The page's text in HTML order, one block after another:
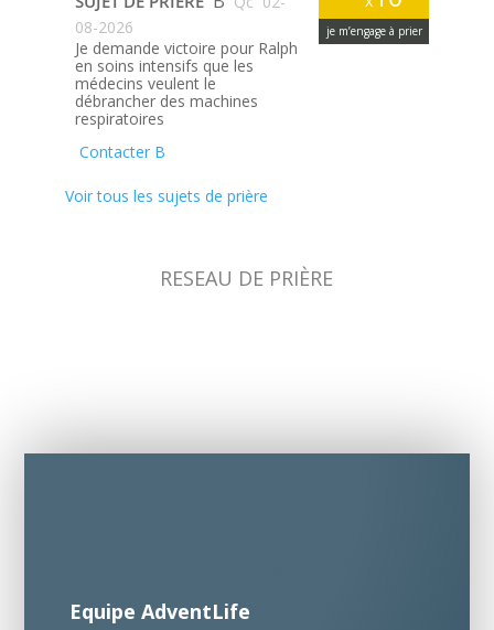
je m’engage à prier
08-2026
Je demande victoire pour Ralph
en soins intensifs que les
médecins veulent le
débrancher des machines
respiratoires
Contacter B
Voir tous les sujets de prière
RESEAU DE PRIÈRE
Equipe AdventLife